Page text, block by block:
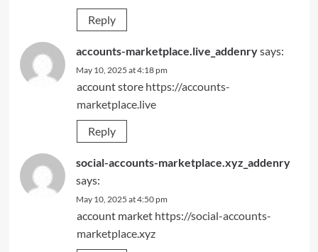
Reply
accounts-marketplace.live_addenrysays:
May 10, 2025 at 4:18 pm
account store https://accounts-
marketplace.live
Reply
social-accounts-marketplace.xyz_addenry
says:
May 10, 2025 at 4:50 pm
account market https://social-accounts-
marketplace.xyz